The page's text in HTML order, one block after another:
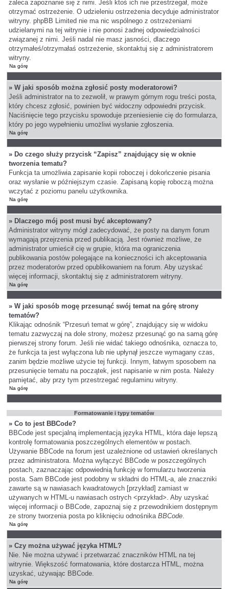
zaleca zapoznanie się z nimi. Jeśli ktoś ich nie przestrzegał, może
otrzymać ostrzeżenie. O udzieleniu ostrzeżenia decyduje administrator
witryny. phpBB Limited nie ma nic wspólnego z ostrzeżeniami
udzielanymi na tej witrynie i nie ponosi żadnej odpowiedzialności
związanej z nimi. Jeśli nadal nie masz jasności, dlaczego
otrzymałeś/otrzymałaś ostrzeżenie, skontaktuj się z administratorem
witryny.
Na górę
» W jaki sposób można zgłosić posty moderatorowi?
Jeśli administrator na to zezwolił, w prawym górnym rogu treści posta,
który chcesz zgłosić, powinien być widoczny odpowiedni przycisk.
Naciśnięcie tego przycisku spowoduje przeniesienie cię do formularza,
który po jego wypełnieniu umożliwi wysłanie zgłoszenia.
Na górę
» Do czego służy przycisk “Zapisz” znajdujący się w oknie
tworzenia tematu?
Funkcja ta umożliwia zapisanie kopii roboczej i dokończenie pisania
oraz wysłanie w późniejszym czasie. Zapisaną kopię roboczą można
wczytać z poziomu panelu użytkownika.
Na górę
» Dlaczego mój post musi być akceptowany?
Administrator witryny mógł zadecydować, że posty na danym forum
wymagają przejrzenia przed publikacją. Jest również możliwe, że
administrator umieścił cię w grupie, która ma ograniczenia
publikowania postów polegające na konieczności ich akceptowania
przez moderatorów przed opublikowaniem na forum. Aby uzyskać
więcej informacji, skontaktuj się z administratorem witryny.
Na górę
» W jaki sposób mogę przesunąć swój temat na górę strony
tematów?
Klikając odnośnik “Przesuń temat w górę”, znajdujący się w widoku
tematu zazwyczaj na dole strony, możesz przesunąć go na samą górę
pierwszej strony forum. Jeśli nie widać takiego odnośnika, oznacza to,
że funkcja ta jest wyłączona lub nie upłynął jeszcze wymagany czas,
zanim będzie możliwe użycie tej funkcji. Innym, łatwym sposobem na
przesunięcie tematu na początek, jest napisanie w nim posta. Należy
pamiętać, aby przy tym przestrzegać regulaminu witryny.
Na górę
Formatowanie i typy tematów
» Co to jest BBCode?
BBCode jest specjalną implementacją języka HTML, która daje lepszą
kontrolę formatowania poszczególnych elementów w postach.
Używanie BBCode na forum jest uzależnione od ustawień określanych
przez administratora. Można wyłączyć BBCode w poszczególnych
postach, zaznaczając odpowiednią funkcję w formularzu tworzenia
posta. Sam BBCode jest podobny w składni do HTML-a, ale znaczniki
zawarte są w nawiasach kwadratowych [przykład] zamiast w
używanych w HTML-u nawiasach ostrych <przykład>. Aby uzyskać
więcej informacji o BBCode, zapoznaj się z przewodnikiem dostępnym
ze strony tworzenia posta po kliknięciu odnośnikaBBCode.
Na górę
» Czy można używać języka HTML?
Nie. Nie można używać i przetwarzać znaczników HTML na tej
witrynie. Większość formatowania, które dostarcza HTML, można
uzyskać, używając BBCode.
Na górę